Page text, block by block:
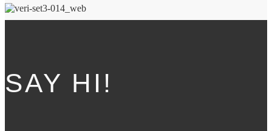
SAY HI!